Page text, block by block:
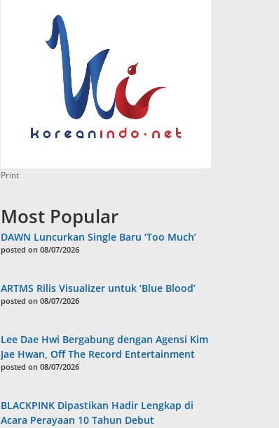
Print
Most Popular
DAWN Luncurkan Single Baru ‘Too Much’
posted on 08/07/2026
ARTMS Rilis Visualizer untuk ‘Blue Blood’
posted on 08/07/2026
Lee Dae Hwi Bergabung dengan Agensi Kim
Jae Hwan, Off The Record Entertainment
posted on 08/07/2026
BLACKPINK Dipastikan Hadir Lengkap di
Acara Perayaan 10 Tahun Debut